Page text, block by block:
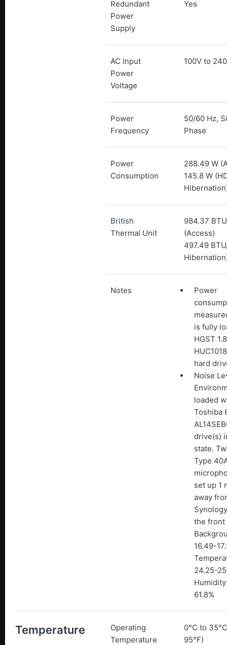
Redundant
Power
Supply
Yes
AC Input
Power
Voltage
100V to
Power
Frequency
50/60 Hz,
Phase
Power
Consumption
288.49 W
145.8 W
British
Thermal Unit
984.37
(Access)
497.49
Notes
Power
is fully
HGST
hard
Noise
loaded
Toshiba
drive(s)
state.
Type
set up 1
away
the front
16.49-
24.25-
61.8%
Temperature
Operating
Temperature
0°C to
95°F)